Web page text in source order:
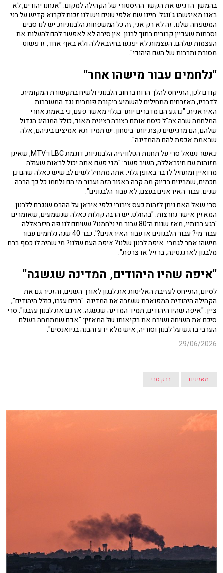
בהמשך הדגיש את הקשר ההיסטורי של הקהילה למקום: "אנחנו יהודים, לא
באנו מאיזשהו ג'ונגל. חיינו שם אלפי שנים ויש לנו זכות לקרוא קדיש על בני
המשפחה שלנו. זה לא רק אני, זה כל המשפחות הלבנוניות. יש לנו סבים
וסבתות שעדיין קבורים בתוך לבנון. אין סיבה לא לאפשר להם להעלות את
העצמות שלהם. העצמות לא יפגעו בחיזבאללה ולא באף אחד, זו פשוט
מסורת ותרבות של העם היהודי".
"נלחמים עבור מישהו אחר"
קודם לכן, התייחס להלך הרוח ברחוב הלבנוני ולשיח בתקשורת המקומית.
לדבריו, האזרחים מתחילים להשמיע ביקורת פומבית נגד המעורבות
האיראנית. "כרגע הם מדברים יותר בגלוי מאשר פעם, כי באמת אחרי
המלחמה שבה צה"ל כיסח אותם בצורה רצינית מאוד, כולל המנהיג הגדול
שלהם, הם מרגישים קצת יותר ביטחון. יש תמיד תא אמיצים ביניהם, אלה
שבאמת אכפת להם מהמדינה".
כאשר נשאל סרי על תחנות הטלוויזיה הלבנוניות, דוגמת LBC ו־MTV, שאינן
מזוהות עם חיזבאללה, השיב פעור: "מדי פעם אתה יכול לראות שעולה
מרואיין ומתחיל לדבר באופן גלוי. אתה מתחיל לשים לב שיש כאלה שהם כן
חכמים, שמבינים בדיוק מה קרה באזור הזה ועבור מי הם נלחמו כל כך הרבה
שנים. עבור האיראנים בעצם, לא עבור הלבנונים".
סרי שאל האם ניתן לזהות כעס ציבורי כלפי איראן על ההרס שנגרם ללבנון.
המאזין אישר נחרצות: "בהחלט. יש הרבה קולות כאלה שנשמעים, שאומרים
'רגע רבותיי, מאז שנות ה־80 עבור מי נלחמנו? עשיתם לנו פה חיזבאללה.
עבור מי? עבור הלבנונים או עבור האיראנים?'. כבר 40 שנה נלחמים עבור
מישהו אחר לגמרי. איפה לבנון שלנו? איפה העם שלנו? מי שהיה לו כסף ברח
מלבנון לארגנטינה, ברזיל או צרפת".
"איפה שהיו היהודים, המדינה שגשגה"
לסיום, התייחס לעזיבת האליטות את לבנון לאורך השנים, והזכיר גם את
הקהילה היהודית המפוארת שעזבה את המדינה. "רבים עזבו, כולל היהודים",
ציין. "איפה שהיו היהודים, תמיד המדינה שגשגה. אז גם את לבנון עזבנו". סרי
סיכם את השיחה ושיבח את בקיאותו של המאזין: "אדם שמתמחה בעולם
הערבי בדגש על לבנון וסוריה, איש מלא ידע והבנה בניואנסים".
29/06/2026
מאזינים ברק סרי